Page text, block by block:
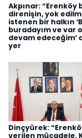
Akpınar: “Erenköy
direnişin, yok
istenen bir halkın
buradayım ve var
devam edeceğim’
yer
Dinçyürek:
verilen mücadele,